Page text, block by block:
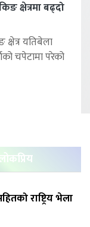
क्षेत्रमा बढ्दो
यतिबेला
चपेटामा परेको
राष्ट्रिय भेला